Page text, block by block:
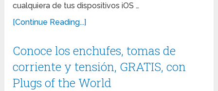
cualquiera de tus dispositivos iOS …
[Continue Reading...]
Conoce los enchufes, tomas de
corriente y tensión, GRATIS, con
Plugs of the World